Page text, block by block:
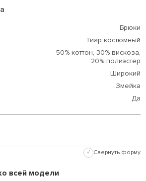
Брюки
Тиар костюмный
50% коттон, 30% вискоза,
20% полиэстер
Широкий
Змейка
Да
✓ Свернуть форму
всей модели